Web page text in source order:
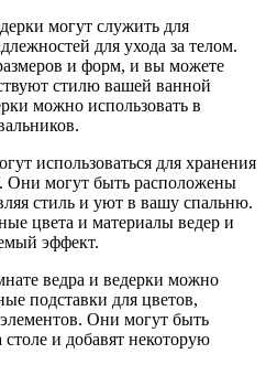
могут служить для
для ухода за телом.
и форм, и вы можете
стилю вашей ванной
можно использовать в
использоваться для хранения
Они могут быть расположены
стиль и уют в вашу спальню.
цвета и материалы ведер и
эффект.
ведра и ведерки можно
подставки для цветов,
Они могут быть
и добавят некоторую